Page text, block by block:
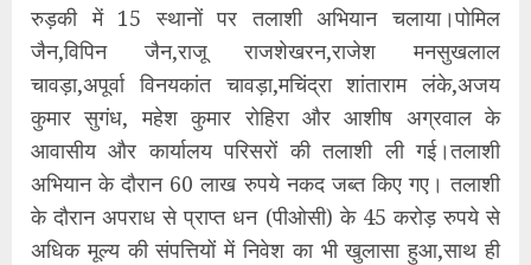
रुड़की में 15 स्थानों पर तलाशी अभियान चलाया।पोमिल
जैन,विपिन जैन,राजू राजशेखरन,राजेश मनसुखलाल
चावड़ा,अपूर्वा विनयकांत चावड़ा,मचिंद्रा शांताराम लंके,अजय
कुमार सुगंध, महेश कुमार रोहिरा और आशीष अग्रवाल के
आवासीय और कार्यालय परिसरों की तलाशी ली गई।तलाशी
अभियान के दौरान 60 लाख रुपये नकद जब्त किए गए। तलाशी
के दौरान अपराध से प्राप्त धन (पीओसी) के 45 करोड़ रुपये से
अधिक मूल्य की संपत्तियों में निवेश का भी खुलासा हुआ,साथ ही